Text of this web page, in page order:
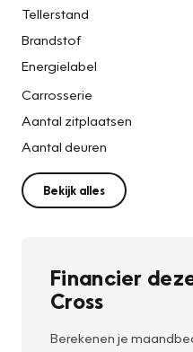
Tellerstand
Brandstof
Energielabel
Carrosserie
Aantal zitplaatsen
Aantal deuren
Bekijk alles
Financier
Cross
Berekenen je